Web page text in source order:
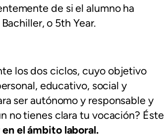
de si el alumno ha
o 5th Year.
los dos ciclos, cuyo objetivo
educativo, social y
ser autónomo y responsable y
no tienes clara tu vocación? Éste
el ámbito laboral.